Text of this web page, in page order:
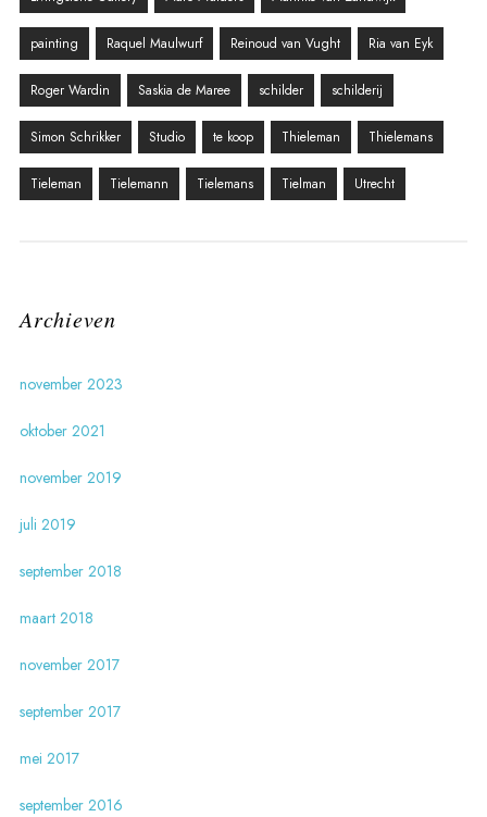
painting Raquel Maulwurf Reinoud van Vught Ria van Eyk
Roger Wardin Saskia de Maree schilder schilderij
Simon Schrikker Studio te koop Thieleman Thielemans
Tieleman Tielemann Tielemans Tielman Utrecht
Archieven
november 2023
oktober 2021
november 2019
juli 2019
september 2018
maart 2018
november 2017
september 2017
mei 2017
september 2016